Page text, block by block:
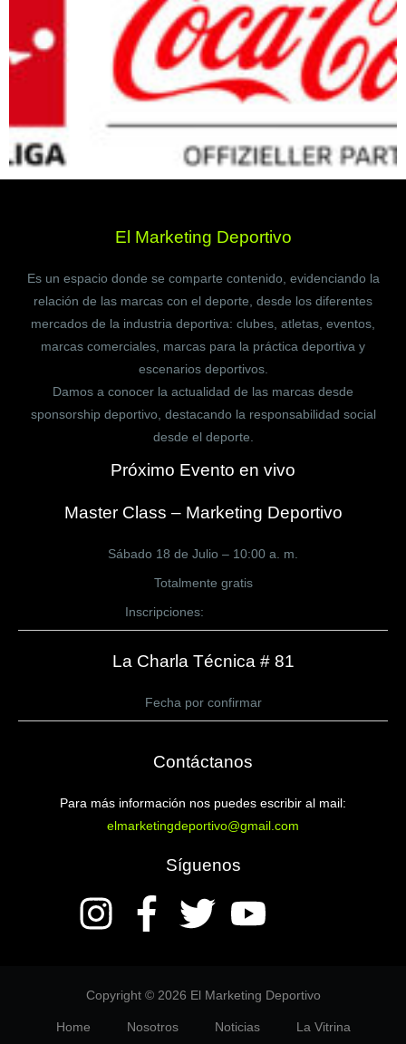
El Marketing Deportivo
Es un espacio donde se comparte contenido, evidenciando la
relación de las marcas con el deporte, desde los diferentes
mercados de la industria deportiva: clubes, atletas, eventos,
marcas comerciales, marcas para la práctica deportiva y
escenarios deportivos.
Damos a conocer la actualidad de las marcas desde
sponsorship deportivo, destacando la responsabilidad social
desde el deporte.
Próximo Evento en vivo
Master Class – Marketing Deportivo
Sábado 18 de Julio – 10:00 a. m.
Totalmente gratis
Inscripciones:
La Charla Técnica # 81
Fecha por confirmar
Contáctanos
Para más información nos puedes escribir al mail:
elmarketingdeportivo@gmail.com
Síguenos
Copyright © 2026 El Marketing Deportivo
Home Nosotros Noticias
La Vitrina